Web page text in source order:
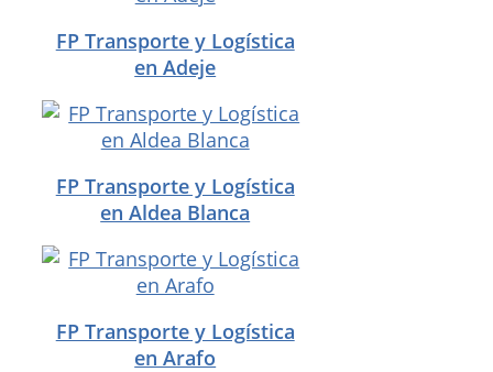
FP Transporte y Logística
en Adeje
FP Transporte y Logística
en Aldea Blanca
FP Transporte y Logística
en Arafo